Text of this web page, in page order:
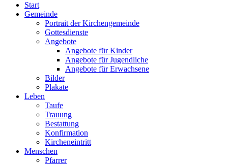
Start
Gemeinde
Portrait der Kirchengemeinde
Gottesdienste
Angebote
Angebote für Kinder
Angebote für Jugendliche
Angebote für Erwachsene
Bilder
Plakate
Leben
Taufe
Trauung
Bestattung
Konfirmation
Kircheneintritt
Menschen
Pfarrer